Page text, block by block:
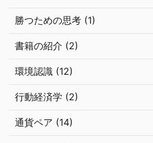
勝つための思考 (1)
書籍の紹介 (2)
環境認識 (12)
行動経済学 (2)
通貨ペア (14)